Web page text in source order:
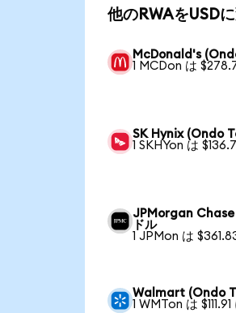
他のRWAをUSD
McDonald's
1 MCDon は
SK Hynix (Ondo
1 SKHYon は
JPMorgan
ドル
1 JPMon は
Walmart (Ondo
1 WMTon は